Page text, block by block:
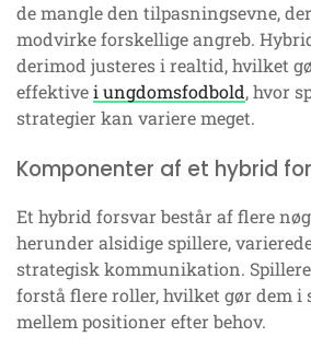
de mangle den tilpasningsevne,
modvirke forskellige angreb.
derimod justeres i realtid, hvilket
effektivei ungdomsfodbold, hvor
strategier kan variere meget.
Komponenter af et hybrid
Et hybrid forsvar består af flere
herunder alsidige spillere,
strategisk kommunikation.
forstå flere roller, hvilket gør dem
mellem positioner efter behov.